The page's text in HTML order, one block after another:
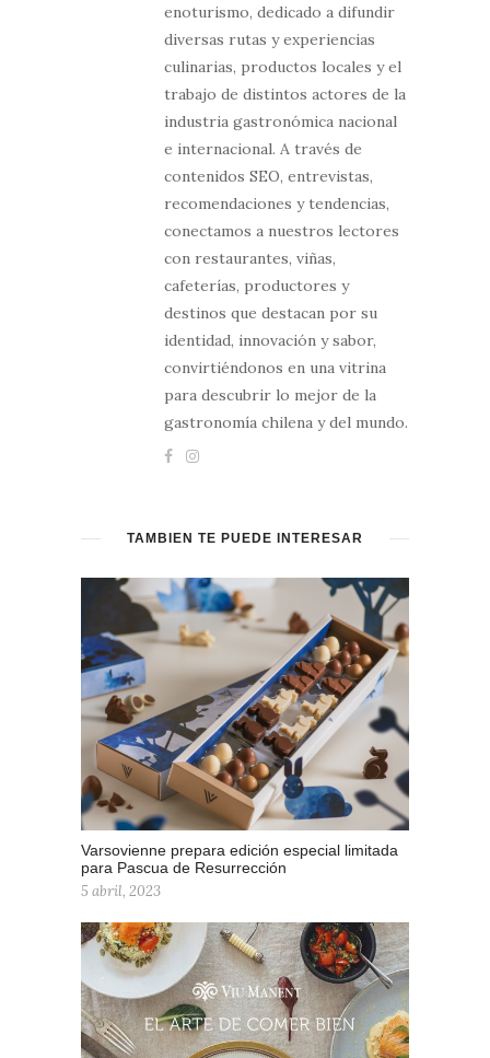
enoturismo, dedicado a difundir
diversas rutas y experiencias
culinarias, productos locales y el
trabajo de distintos actores de la
industria gastronómica nacional
e internacional. A través de
contenidos SEO, entrevistas,
recomendaciones y tendencias,
conectamos a nuestros lectores
con restaurantes, viñas,
cafeterías, productores y
destinos que destacan por su
identidad, innovación y sabor,
convirtiéndonos en una vitrina
para descubrir lo mejor de la
gastronomía chilena y del mundo.
TAMBIÉN TE PUEDE INTERESAR
Varsovienne prepara edición especial limitada
para Pascua de Resurrección
5 abril, 2023